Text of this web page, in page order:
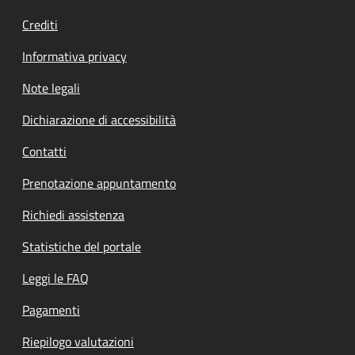
Crediti
Informativa privacy
Note legali
Dichiarazione di accessibilità
Contatti
Prenotazione appuntamento
Richiedi assistenza
Statistiche del portale
Leggi le FAQ
Pagamenti
Riepilogo valutazioni